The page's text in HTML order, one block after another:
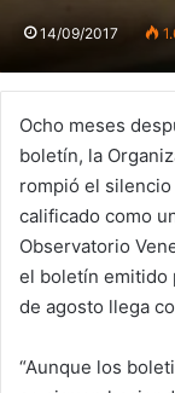
14/09/2017
Ocho meses
boletín, la
rompió el
calificado como
Observatorio
el boletín emitido
de agosto llega
“Aunque los